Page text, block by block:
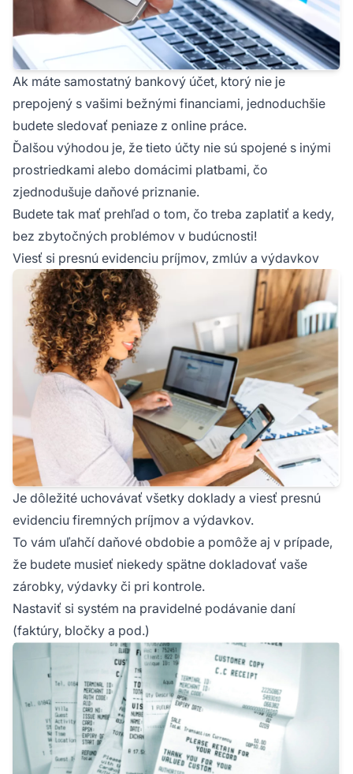
Ak máte samostatný bankový účet, ktorý nie je
prepojený s vašimi bežnými financiami, jednoduchšie
budete sledovať peniaze z online práce.
Ďalšou výhodou je, že tieto účty nie sú spojené s inými
prostriedkami alebo domácimi platbami, čo
zjednodušuje daňové priznanie.
Budete tak mať prehľad o tom, čo treba zaplatiť a kedy,
bez zbytočných problémov v budúcnosti!
Viesť si presnú evidenciu príjmov, zmlúv a výdavkov
Je dôležité uchovávať všetky doklady a viesť presnú
evidenciu firemných príjmov a výdavkov.
To vám uľahčí daňové obdobie a pomôže aj v prípade,
že budete musieť niekedy spätne dokladovať vaše
zárobky, výdavky či pri kontrole.
Nastaviť si systém na pravidelné podávanie daní
(faktúry, bločky a pod.)